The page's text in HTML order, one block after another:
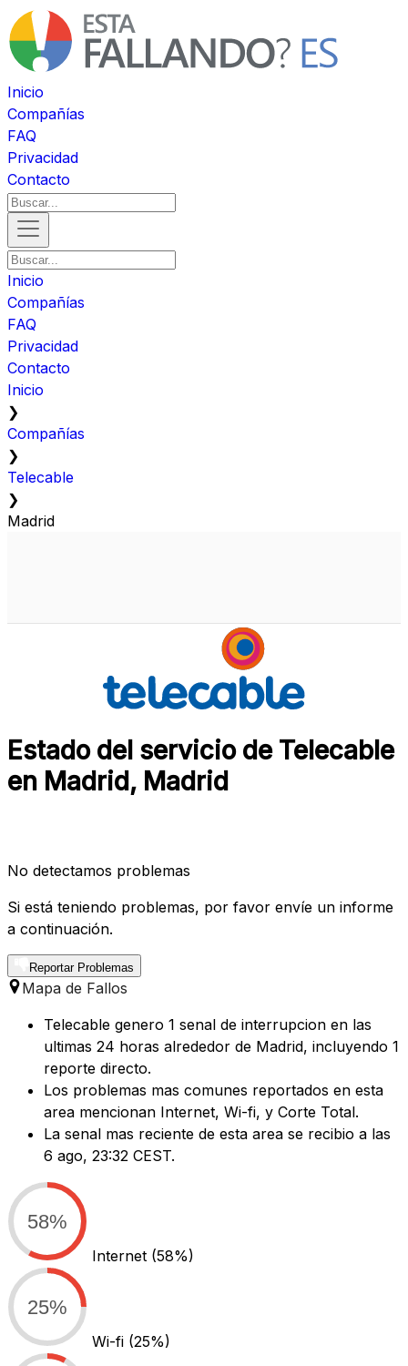
Inicio
Compañías
FAQ
Privacidad
Contacto
Inicio
Compañías
FAQ
Privacidad
Contacto
Inicio
❯
Compañías
❯
Telecable
❯
Madrid
Estado del servicio de Telecable
en Madrid, Madrid
No detectamos problemas
Si está teniendo problemas, por favor envíe un informe
a continuación.
Reportar Problemas
Mapa de Fallos
Telecable genero 1 senal de interrupcion en las
ultimas 24 horas alrededor de Madrid, incluyendo 1
reporte directo.
Los problemas mas comunes reportados en esta
area mencionan Internet, Wi-fi, y Corte Total.
La senal mas reciente de esta area se recibio a las
6 ago, 23:32 CEST.
58%
Internet (58%)
25%
Wi-fi (25%)